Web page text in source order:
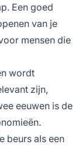
Een goed
van je
mensen die
wordt
zijn,
eeuwen is de
beurs als een